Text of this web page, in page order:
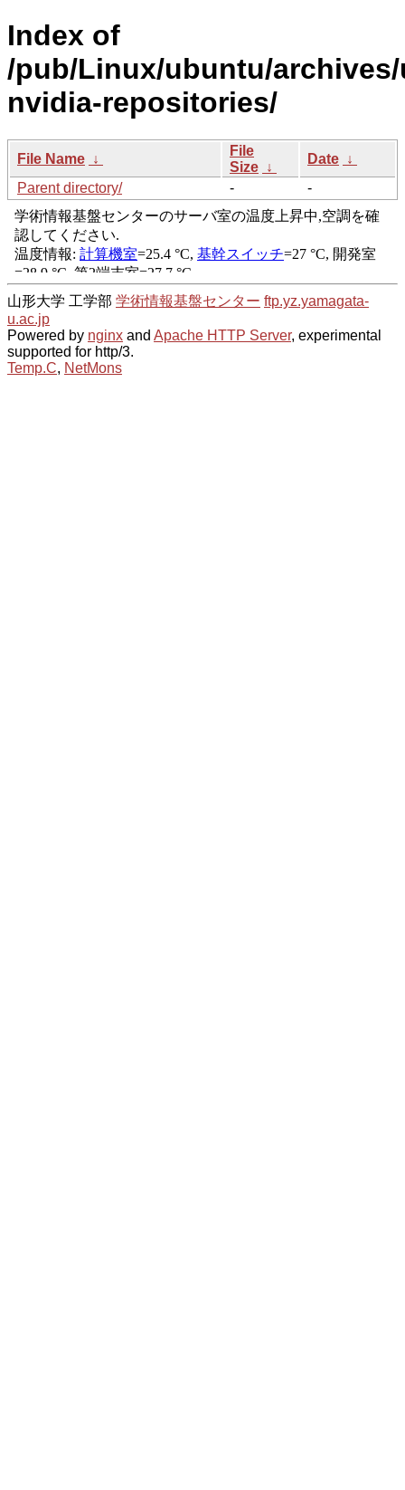
Index of
/pub/Linux/ubuntu/
nvidia-repositories/
File Name ↓
File
Size ↓
Date ↓
Parent directory/
- -
山形大学 工学部 学術情報基盤センター ftp.yz.yamagata-
u.ac.jp
Powered by nginx and Apache HTTP Server, experimental
supported for http/3.
Temp.C, NetMons